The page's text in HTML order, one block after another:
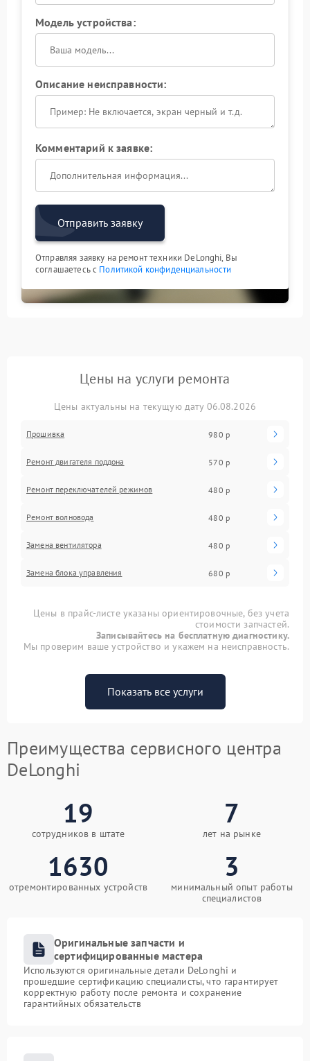
Модель устройства:
Описание неисправности:
Комментарий к заявке:
Отправить заявку
Отправляя заявку на ремонт техники DeLonghi, Вы
соглашаетесь с Политикой конфиденциальности
Цены на услуги ремонта
Цены актуальны на текущую дату 06.08.2026
Прошивка 980 р
Ремонт двигателя поддона 570 р
Ремонт переключателей режимов 480 р
Ремонт волновода 480 р
Замена вентилятора 480 р
Замена блока управления 680 р
Цены в прайс-листе указаны ориентировочные, без учета
стоимости запчастей.
Записывайтесь на бесплатную диагностику.
Мы проверим ваше устройство и укажем на неисправность.
Показать все услуги
Преимущества сервисного центра
DeLonghi
19
сотрудников в штате
7
лет на рынке
1630
отремонтированных устройств
3
минимальный опыт работы
специалистов
Оригинальные запчасти и
сертифицированные мастера
Используются оригинальные детали DeLonghi и
прошедшие сертификацию специалисты, что гарантирует
корректную работу после ремонта и сохранение
гарантийных обязательств